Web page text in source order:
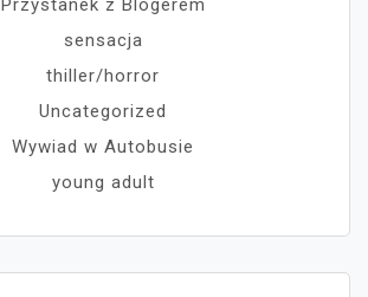
Przystanek z Blogerem
sensacja
thiller/horror
Uncategorized
Wywiad w Autobusie
young adult